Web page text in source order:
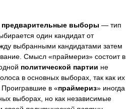
предварительные выборы — тип
один кандидат от
выбранными кандидатами затем
Смысл «праймериз» состоит в
политической партии не
в основных выборах, так как их
Проигравшие в «праймериз» иногда
выборах, но как независимые